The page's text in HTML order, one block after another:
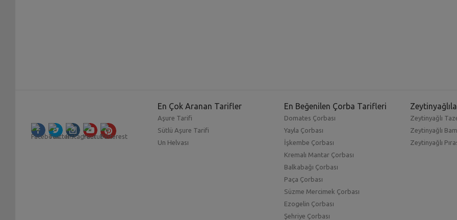
En Çok Aranan Tarifler
Aşure Tarifi
Sütlü Aşure Tarifi
Un Helvası
En Beğenilen Çorba Tarifleri
Domates Çorbası
Yayla Çorbası
İşkembe Çorbası
Kremalı Mantar Çorbası
Balkabağı Çorbası
Paça Çorbası
Süzme Mercimek Çorbası
Ezogelin Çorbası
Şehriye Çorbası
Zeytinyağlı
Zeytinyağlı
Zeytinyağlı